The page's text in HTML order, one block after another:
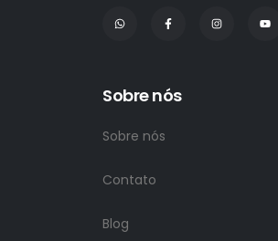
Sobre nós
Sobre nós
Contato
Blog